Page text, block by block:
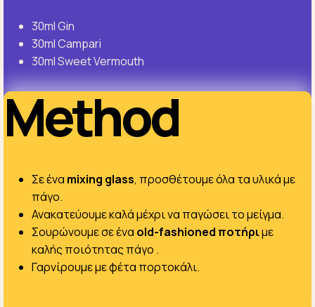
30ml Gin
30ml Campari
30ml Sweet Vermouth
Method
Σε ένα mixing glass, προσθέτουμε όλα τα υλικά με
πάγο.
Ανακατεύουμε καλά μέχρι να παγώσει το μείγμα.
Σουρώνουμε σε ένα old-fashioned ποτήριμε
καλής ποιότητας πάγο .
Γαρνίρουμε με φέτα πορτοκάλι.